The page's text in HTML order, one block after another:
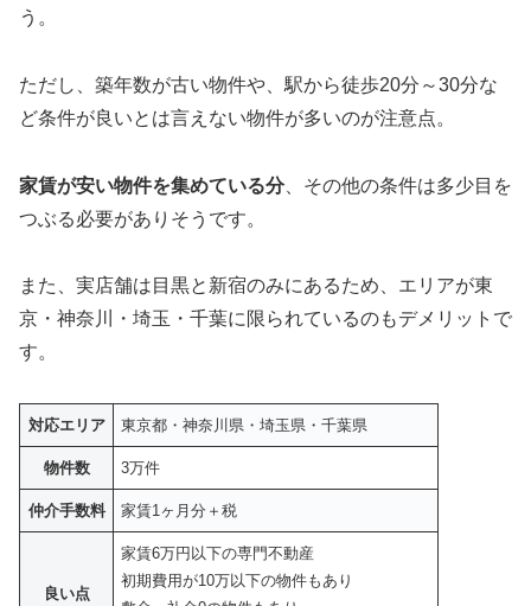
う。
ただし、築年数が古い物件や、駅から徒歩20分～30分な
ど条件が良いとは言えない物件が多いのが注意点。
家賃が安い物件を集めている分、その他の条件は多少目を
つぶる必要がありそうです。
また、実店舗は目黒と新宿のみにあるため、エリアが東
京・神奈川・埼玉・千葉に限られているのもデメリットで
す。
対応エリア 東京都・神奈川県・埼玉県・千葉県
物件数 3万件
仲介手数料 家賃1ヶ月分＋税
良い点
家賃6万円以下の専門不動産
初期費用が10万以下の物件もあり